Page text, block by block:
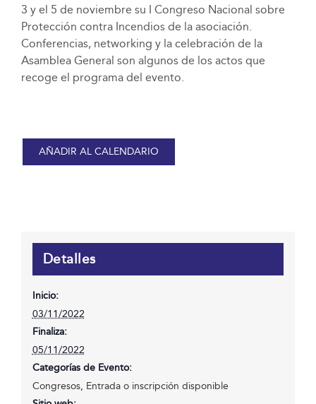
3 y el 5 de noviembre su I Congreso Nacional sobre
Protección contra Incendios de la asociación.
Conferencias, networking y la celebración de la
Asamblea General son algunos de los actos que
recoge el programa del evento.
AÑADIR AL CALENDARIO
Detalles
Inicio:
03/11/2022
Finaliza:
05/11/2022
Categorías de Evento:
Congresos, Entrada o inscripción disponible